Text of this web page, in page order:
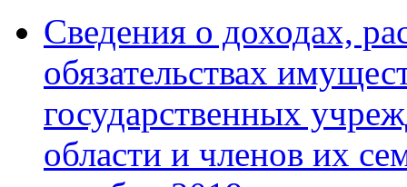
Сведения о доходах,
обязательствах
государственных
области и членов их